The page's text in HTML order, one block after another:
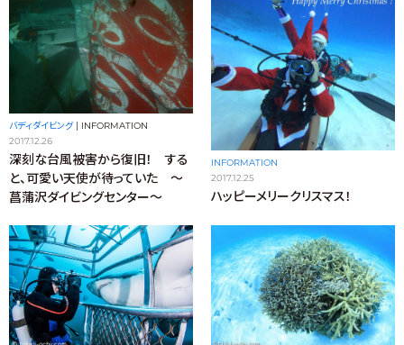
バディダイビング| INFORMATION
2017.12.26
深刻な台風被害から復旧！ する
と、可愛い天使が待っていた 〜
菖蒲沢ダイビングセンター〜
INFORMATION
2017.12.25
ハッピーメリークリスマス！